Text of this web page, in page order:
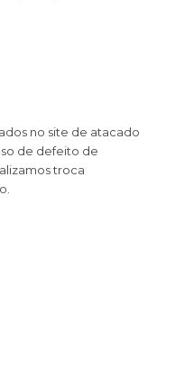
no site de atacado
de defeito de
troca